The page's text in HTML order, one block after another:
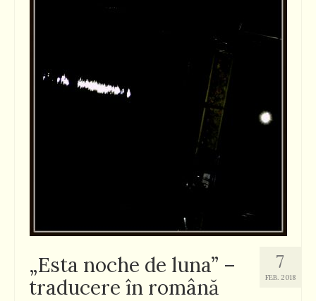
7
FEB. 2018
„Esta noche de luna” –
traducere în română